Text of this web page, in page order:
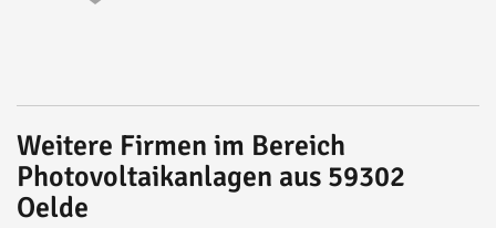
Weitere Firmen im Bereich
Photovoltaikanlagen aus 59302
Oelde